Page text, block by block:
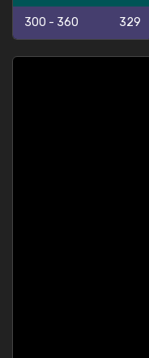
300 - 360 329